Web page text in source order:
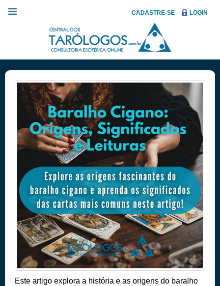
CADASTRE-SE LOGIN
Este artigo explora a história e as origens do baralho